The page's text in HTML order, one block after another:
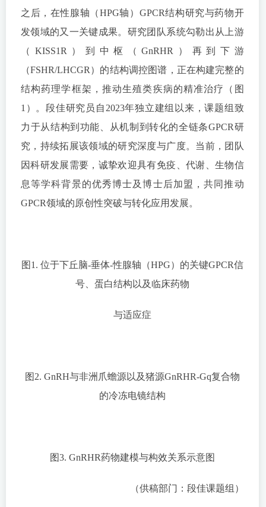
之后，在性腺轴（HPG轴）GPCR结构研究与药物开
发领域的又一关键成果。研究团队系统勾勒出从上游
（KISS1R）到中枢（GnRHR）再到下游
（FSHR/LHCGR）的结构调控图谱，正在构建完整的
结构药理学框架，推动生殖类疾病的精准治疗（图
1）。段佳研究员自2023年独立建组以来，课题组致
力于从结构到功能、从机制到转化的全链条GPCR研
究，持续拓展该领域的研究深度与广度。当前，团队
因科研发展需要，诚挚欢迎具有免疫、代谢、生物信
息等学科背景的优秀博士及博士后加盟，共同推动
GPCR领域的原创性突破与转化应用发展。
图1. 位于下丘脑-垂体-性腺轴（HPG）的关键GPCR信
号、蛋白结构以及临床药物
与适应症
图2. GnRH与非洲爪蟾源以及猪源GnRHR-Gq复合物
的冷冻电镜结构
图3. GnRHR药物建模与构效关系示意图
（供稿部门：段佳课题组）